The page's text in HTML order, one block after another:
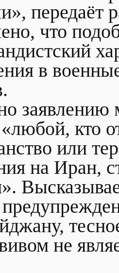
передаёт
что
в
заявлению
кто
или
на Иран,
не